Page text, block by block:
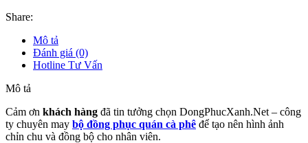
Share:
Mô tả
Đánh giá (0)
Hotline Tư Vấn
Mô tả
Cảm ơn khách hàng đã tin tưởng chọn DongPhucXanh.Net – công
ty chuyên may bộ đồng phục quán cà phê để tạo nên hình ảnh
chỉn chu và đồng bộ cho nhân viên.